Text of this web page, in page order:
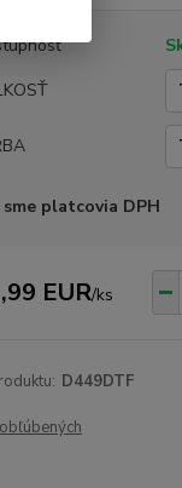
sme platcovia DPH
EUR/ks
D449DTF